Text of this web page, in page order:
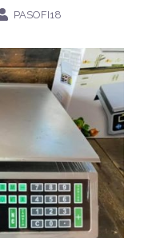
PASOFI18